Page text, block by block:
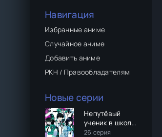
Навигация
Избранные аниме
Случайное аниме
Добавить аниме
РКН / Правообладателям
Новые серии
Непутёвый
ученик в школе
магии
26 серия